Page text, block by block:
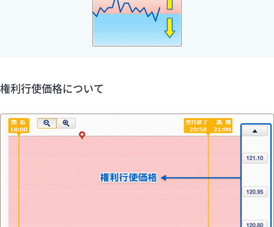
権利行使価格について